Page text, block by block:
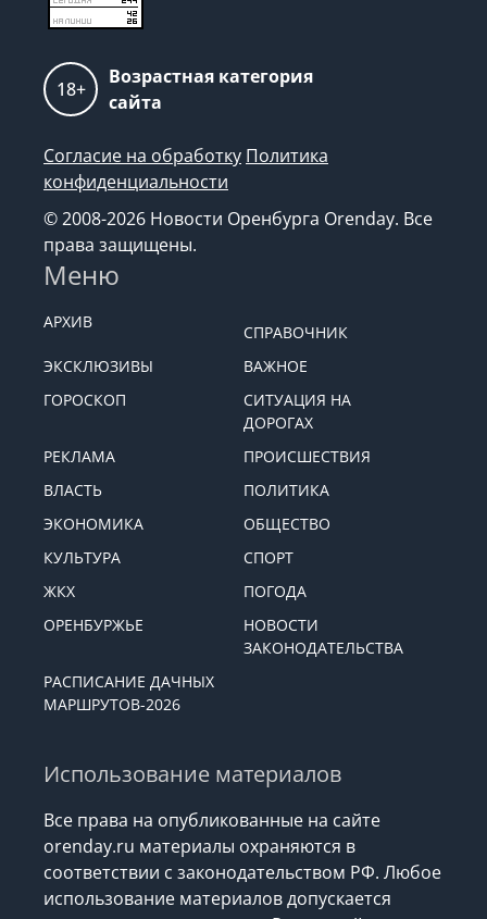
18+
Возрастная категория
сайта
Согласие на обработку Политика
конфиденциальности
© 2008-2026 Новости Оренбурга Orenday. Все
права защищены.
Меню
АРХИВ
СПРАВОЧНИК
ЭКСКЛЮЗИВЫ
ВАЖНОЕ
ГОРОСКОП
СИТУАЦИЯ НА
ДОРОГАХ
РЕКЛАМА
ПРОИСШЕСТВИЯ
ВЛАСТЬ
ПОЛИТИКА
ЭКОНОМИКА
ОБЩЕСТВО
КУЛЬТУРА
СПОРТ
ЖКХ
ПОГОДА
ОРЕНБУРЖЬЕ
НОВОСТИ
ЗАКОНОДАТЕЛЬСТВА
РАСПИСАНИЕ ДАЧНЫХ
МАРШРУТОВ-2026
Использование материалов
Все права на опубликованные на сайте
orenday.ru материалы охраняются в
соответствии с законодательством РФ. Любое
использование материалов допускается